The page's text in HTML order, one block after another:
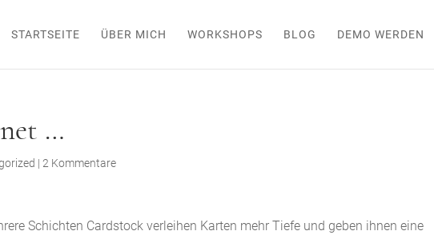
STARTSEITE ÜBER MICH WORKSHOPS BLOG DEMO WERDEN
…
| 2 Kommentare
Schichten Cardstock verleihen Karten mehr Tiefe und geben ihnen eine